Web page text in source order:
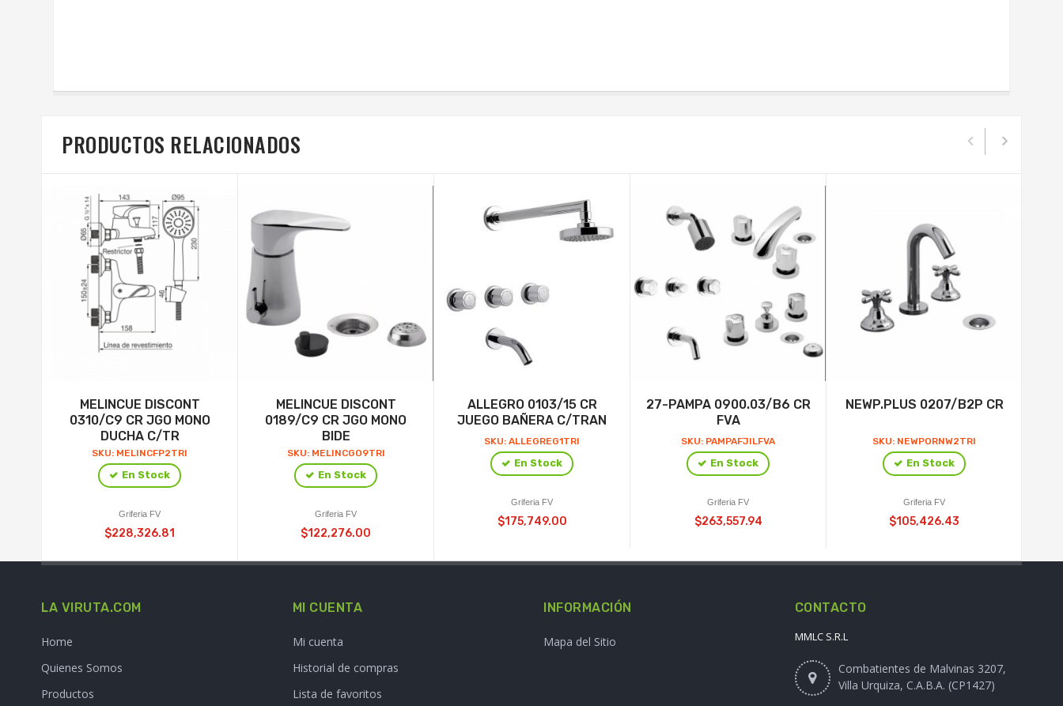
PRODUCTOS RELACIONADOS
MELINCUE DISCONT
0310/C9 CR JGO MONO
DUCHA C/TR
SKU: MELINCFP2TRI
En Stock
Griferia FV
$228,326.81
MELINCUE DISCONT
0189/C9 CR JGO MONO
BIDE
SKU: MELINCGO9TRI
En Stock
Griferia FV
$122,276.00
ALLEGRO 0103/15 CR
JUEGO BAÑERA C/TRAN
SKU: ALLEGREG1TRI
En Stock
Griferia FV
$175,749.00
27-PAMPA 0900.03/B6 CR
FVA
SKU: PAMPAFJILFVA
En Stock
Griferia FV
$263,557.94
NEWP.PLUS 0207/B2P CR
SKU: NEWPORNW2TRI
En Stock
Griferia FV
$105,426.43
LA VIRUTA.COM
Home
Quienes Somos
Productos
MI CUENTA
Mi cuenta
Historial de compras
Lista de favoritos
INFORMACIÓN
Mapa del Sitio
CONTACTO
MMLC S.R.L
Combatientes de Malvinas 3207,
Villa Urquiza, C.A.B.A. (CP1427)